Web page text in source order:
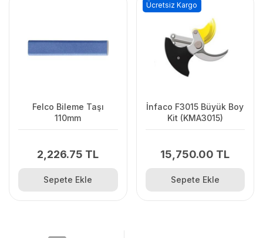
Felco Bileme Taşı
110mm
2,226.75 TL
Sepete Ekle
İnfaco F3015 Büyük Boy
Kit (KMA3015)
15,750.00 TL
Ücretsiz Kargo
Sepete Ekle